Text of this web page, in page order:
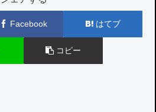
Facebook はてブ
コピー